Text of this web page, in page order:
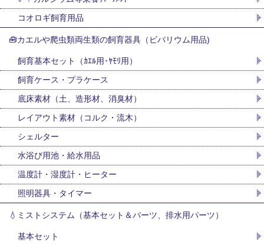
コオロギ飼育用品
🧰カエルや爬虫類両生類の飼育器具（ビバリウム用品)
飼育基本セット（ｶｴﾙ用･ﾔﾓﾘ用）
飼育ケース・プラケース
底床素材（土、造形材、消臭材）
レイアウト素材（コルク・流木）
シェルター
水浴び用池・給水用品
温度計・湿度計・ヒーター
照明器具・タイマー
💧ミストシステム（基本セット＆パーツ、排水用パーツ）
基本セット